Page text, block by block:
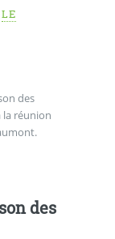
LE
des
la réunion
des